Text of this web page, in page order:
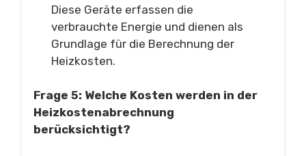
Diese Geräte erfassen die
verbrauchte Energie und dienen als
Grundlage für die Berechnung der
Heizkosten.
Frage 5: Welche Kosten werden in der
Heizkostenabrechnung
berücksichtigt?